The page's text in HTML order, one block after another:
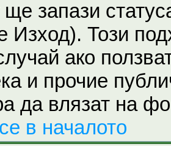
запази
Изход). Този
ако
и прочие
да влязат на
в началото